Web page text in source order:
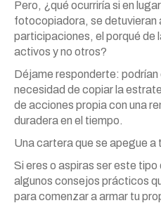
Pero, ¿qué ocurriría si en
fotocopiadora, se detuvieran
participaciones, el porqué de
activos y no otros?
Déjame responderte: podrían
necesidad de copiar la
de acciones propia con una
duradera en el tiempo.
Una cartera que se apegue
Si eres o aspiras ser este
algunos consejos prácticos
para comenzar a armar tu